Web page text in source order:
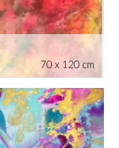
70 x 120 cm